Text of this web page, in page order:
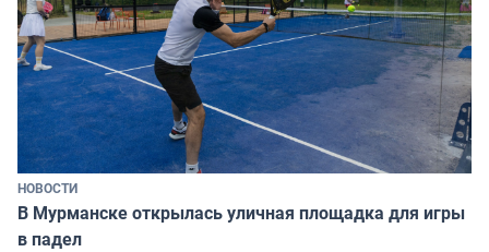
НОВОСТИ
В Мурманске открылась уличная площадка для игры
в падел